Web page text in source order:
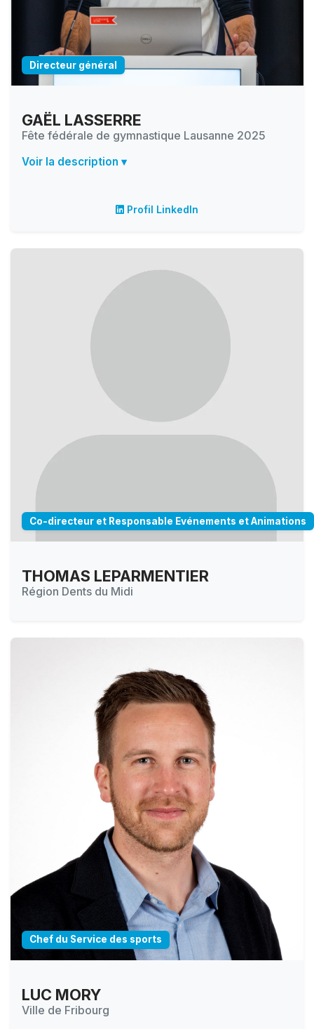
Directeur général
GAËL LASSERRE
Fête fédérale de gymnastique Lausanne 2025
Voir la description ▾
Profil LinkedIn
Co-directeur et Responsable Evénements et Animations
THOMAS LEPARMENTIER
Région Dents du Midi
Chef du Service des sports
LUC MORY
Ville de Fribourg